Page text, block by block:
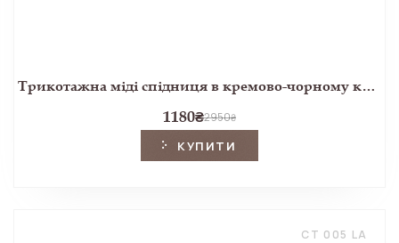
Трикотажна міді спідниця в кремово-чорному квітковому принті Lloyd
1180₴2950₴
КУПИТИ
CT 005 LA